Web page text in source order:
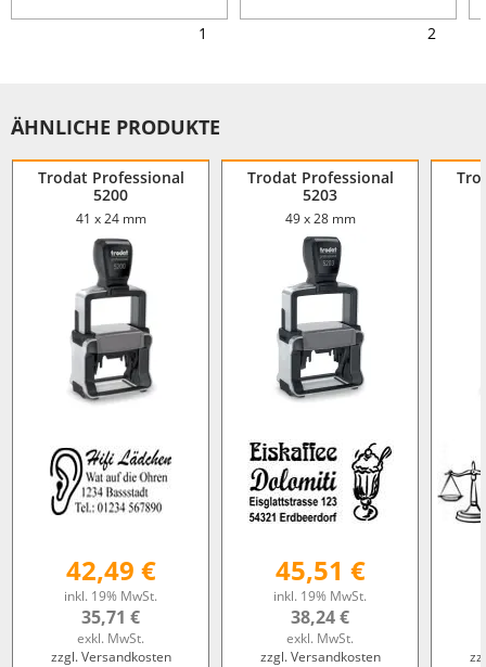
1 2
ÄHNLICHE PRODUKTE
Trodat Professional
5200
41 x 24 mm
42,49 €
inkl. 19% MwSt.
35,71 €
exkl. MwSt.
zzgl. Versandkosten
Trodat Professional
5203
49 x 28 mm
45,51 €
inkl. 19% MwSt.
38,24 €
exkl. MwSt.
zzgl. Versandkosten